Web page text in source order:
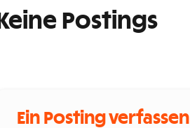
Keine Postings
Ein Posting verfassen